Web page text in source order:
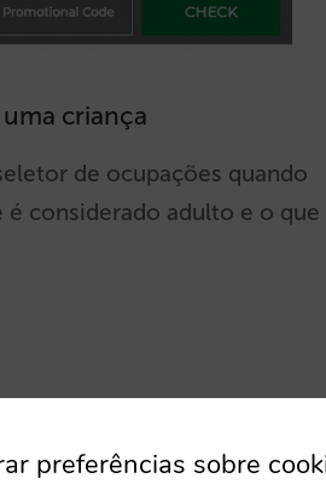
criança
de ocupações quando
considerado adulto e o que
preferências sobre